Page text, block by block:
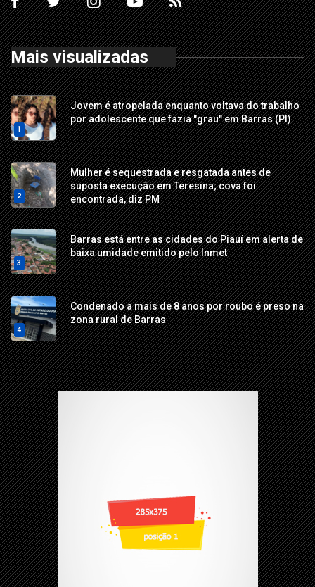
Mais visualizadas
1
Jovem é atropelada enquanto voltava do trabalho
por adolescente que fazia "grau" em Barras (PI)
2
Mulher é sequestrada e resgatada antes de
suposta execução em Teresina; cova foi
encontrada, diz PM
3
Barras está entre as cidades do Piauí em alerta de
baixa umidade emitido pelo Inmet
4
Condenado a mais de 8 anos por roubo é preso na
zona rural de Barras